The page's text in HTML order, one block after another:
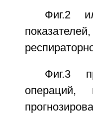
Фиг.2
Фиг.3
операций,